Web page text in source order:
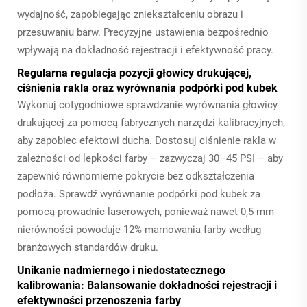
wydajność, zapobiegając zniekształceniu obrazu i
przesuwaniu barw. Precyzyjne ustawienia bezpośrednio
wpływają na dokładność rejestracji i efektywność pracy.
Regularna regulacja pozycji głowicy drukującej,
ciśnienia rakla oraz wyrównania podpórki pod kubek
Wykonuj cotygodniowe sprawdzanie wyrównania głowicy
drukującej za pomocą fabrycznych narzędzi kalibracyjnych,
aby zapobiec efektowi ducha. Dostosuj ciśnienie rakla w
zależności od lepkości farby – zazwyczaj 30–45 PSI – aby
zapewnić równomierne pokrycie bez odkształczenia
podłoża. Sprawdź wyrównanie podpórki pod kubek za
pomocą prowadnic laserowych, ponieważ nawet 0,5 mm
nierówności powoduje 12% marnowania farby według
branżowych standardów druku.
Unikanie nadmiernego i niedostatecznego
kalibrowania: Balansowanie dokładności rejestracji i
efektywności przenoszenia farby